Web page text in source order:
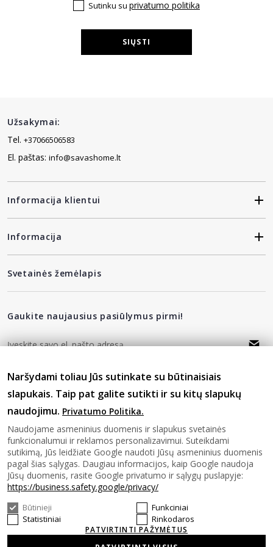
Sutinku su privatumo politika
SIŲSTI
Užsakymai:
Tel. +37066506583
El. paštas: info@savashome.lt
Informacija klientui
Informacija
Svetainės žemėlapis
Gaukite naujausius pasiūlymus pirmi!
Sutinku suprivatumo politika
Sekite mus
© 2026 SAVASHOME Visos teises saugomos.
Naršydami toliau Jūs sutinkate su būtinaisiais
slapukais. Taip pat galite sutikti ir su kitų slapukų
naudojimu. Privatumo Politika.
Naudojame asmeninius duomenis ir slapukus svetainės
funkcionalumui ir reklamos personalizavimui. Suteikdami
sutikimą, Jūs leidžiate Google naudoti Jūsų asmeninius duomenis
pagal šias sąlygas. Daugiau informacijos, kaip Google naudoja
Jūsų duomenis, rasite Google privatumo ir sąlygų puslapyje:
https://business.safety.google/privacy/
Būtinieji
Funkciniai
Statistiniai
Rinkodaros
PATVIRTINTI PAŽYMĖTUS